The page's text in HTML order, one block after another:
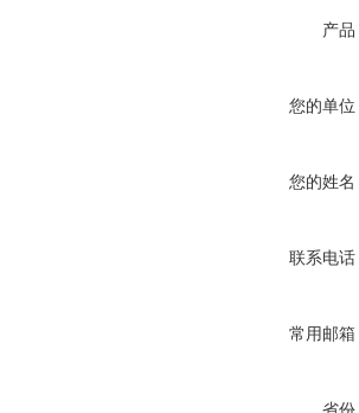
产品
您的单位
您的姓名
联系电话
常用邮箱